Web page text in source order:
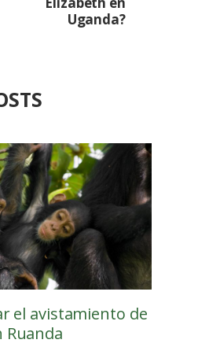
Uganda?
el avistamiento de
Ruanda